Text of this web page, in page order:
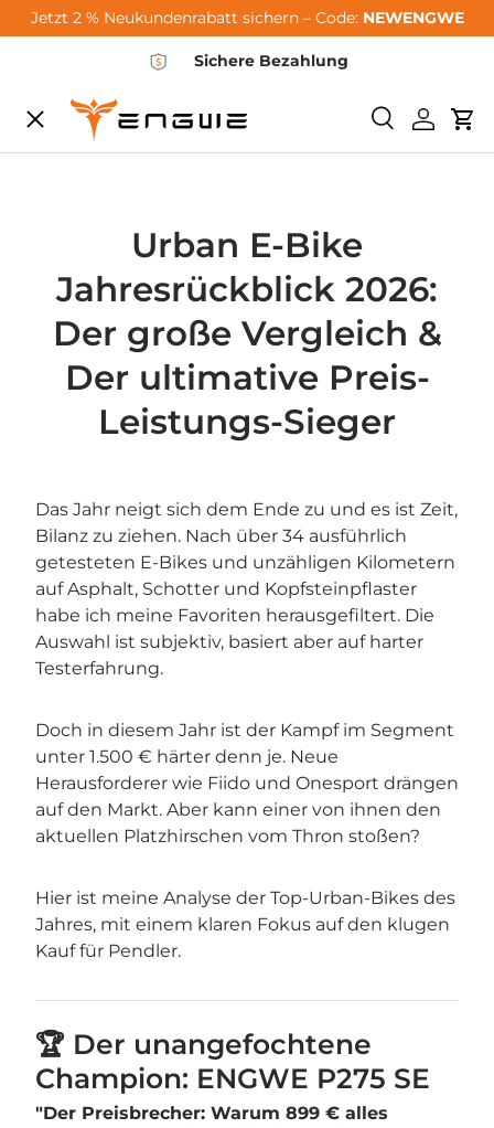
Skip to content
Jetzt 2 % Neukundenrabatt sichern – Code: NEWENGWE
Sichere Bezahlung
SearchLog in
Menu
City-Sale
Community
Urban E-Bike
Jahresrückblick 2026:
Der große Vergleich &
Der ultimative Preis-
Leistungs-Sieger
Das Jahr neigt sich dem Ende zu und es ist Zeit,
Bilanz zu ziehen. Nach über 34 ausführlich
getesteten E-Bikes und unzähligen Kilometern
auf Asphalt, Schotter und Kopfsteinpflaster
habe ich meine Favoriten herausgefiltert. Die
Auswahl ist subjektiv, basiert aber auf harter
Testerfahrung.
Doch in diesem Jahr ist der Kampf im Segment
unter 1.500 € härter denn je. Neue
Herausforderer wie Fiido und Onesport drängen
auf den Markt. Aber kann einer von ihnen den
aktuellen Platzhirschen vom Thron stoßen?
Hier ist meine Analyse der Top-Urban-Bikes des
Jahres, mit einem klaren Fokus auf den klugen
Kauf für Pendler.
🏆 Der unangefochtene
Champion: ENGWE P275 SE
"Der Preisbrecher: Warum 899 € alles